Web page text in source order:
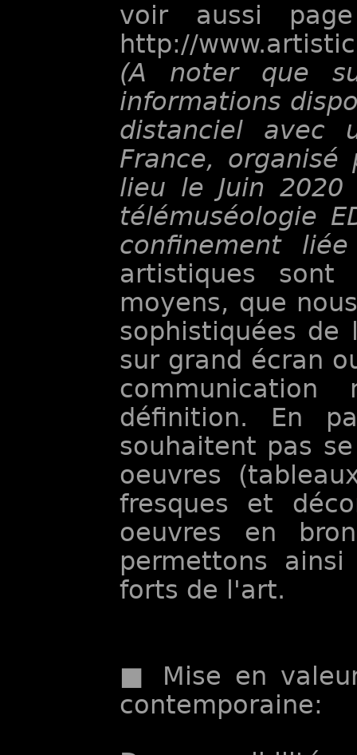
voir aussi
http://
(A noter que
informations
distanciel avec
France, organisé
lieu le Juin
télémuséologie
confinement
artistiques
moyens, que
sophistiquées
sur grand écran
définition. En
souhaitent pas
oeuvres
fresques et
oeuvres en
permettons
forts de l'art.
■ Mise en
contemporaine: